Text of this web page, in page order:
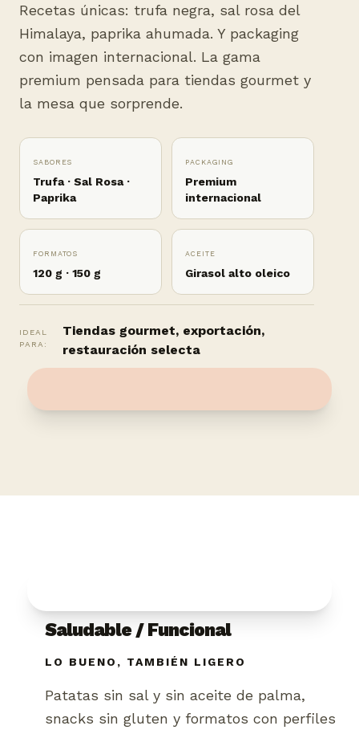
Recetas únicas: trufa negra, sal rosa del
Himalaya, paprika ahumada. Y packaging
con imagen internacional. La gama
premium pensada para tiendas gourmet y
la mesa que sorprende.
SABORES
Trufa · Sal Rosa ·
Paprika
PACKAGING
Premium
internacional
FORMATOS
120 g · 150 g
ACEITE
Girasol alto oleico
IDEAL
PARA:
Tiendas gourmet, exportación,
restauración selecta
Saludable / Funcional
LO BUENO, TAMBIÉN LIGERO
Patatas sin sal y sin aceite de palma,
snacks sin gluten y formatos con perfiles